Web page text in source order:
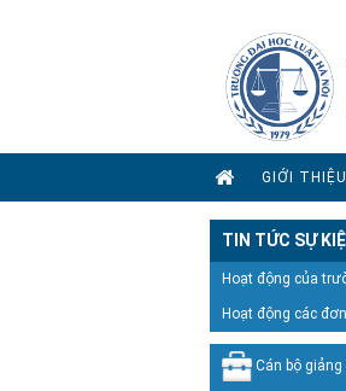
GIỚI THIỆU
TIN TỨC SỰ
Hoạt động của
Hoạt động các
Cán bộ giảng